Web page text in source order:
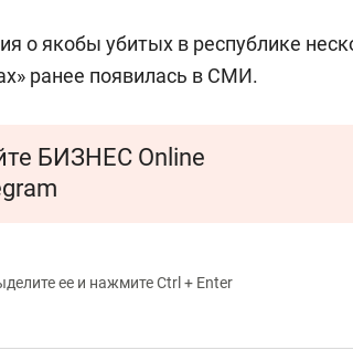
о якобы убитых в республике
ранее появилась в СМИ.
БИЗНЕС Online
ее и нажмите Ctrl + Enter